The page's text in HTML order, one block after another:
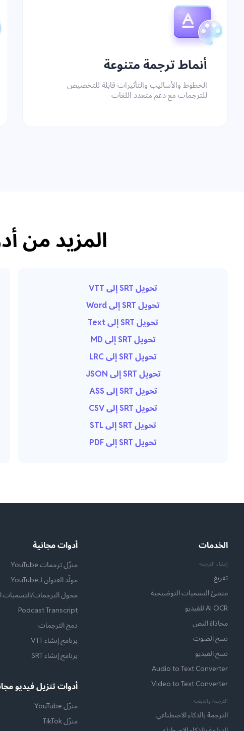
أنماط ترجمة متنوعة
الخطوط والأساليب والتأثيرات قابلة للتخصيص
للترجمات مع دعم متعدد اللغات
المزيد من
تحويل SRT إلى VTT
تحويل SRT إلى Word
تحويل SRT إلى Text
تحويل SRT إلى MD
تحويل SRT إلى LRC
تحويل SRT إلى JSON
تحويل SRT إلى ASS
تحويل SRT إلى CSV
تحويل SRT إلى STL
تحويل SRT إلى PDF
الخدمات
إنشاء الترجمة
تفريغ
منشئ التسميات التوضيحية
AI OCR للفيديو
محاذاة النص
نسخ الصوت
نسخ الفيديو
Audio to Text Converter
Video to Text Converter
الترجمة والدبلجة
الترجمة بالذكاء الاصطناعي
أدوات مجانية
منزّل ترجمات YouTube
مولّد العنوان لـYouTube
محول الترجمات/التسميات
Podcast Transcript
دمج الترجمات
برنامج إنشاء VTT
برنامج إنشاء SRT
أدوات تنزيل فيديو
منزّل YouTube
منزّل TikTok